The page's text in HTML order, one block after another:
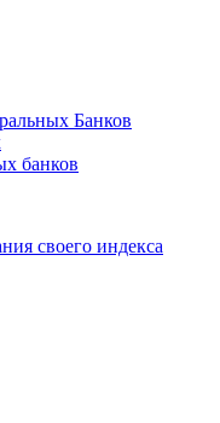
Банков
банков
своего индекса